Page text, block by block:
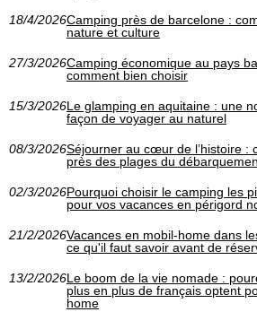
18/4/2026Camping près de barcelone :
nature et culture
27/3/2026Camping économique au pays
comment bien choisir
15/3/2026Le glamping en aquitaine : une
façon de voyager au naturel
08/3/2026Séjourner au cœur de l’histoire :
près des plages du
02/3/2026Pourquoi choisir le camping les
pour vos vacances en périgord
21/2/2026Vacances en mobil-home dans
ce qu'il faut savoir avant de
13/2/2026Le boom de la vie nomade :
plus en plus de français optent
home